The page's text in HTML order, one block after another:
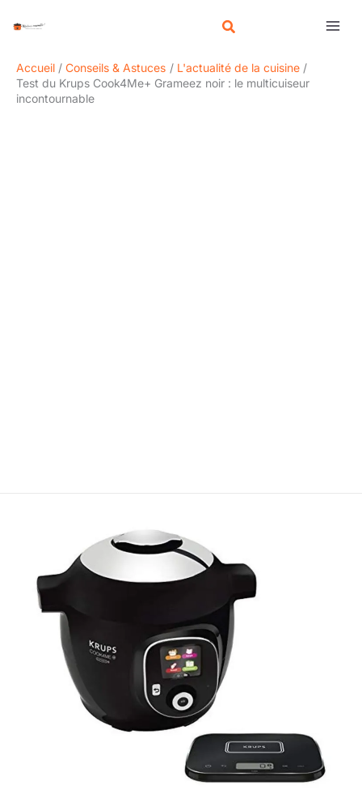
Accueil
Conseils & Astuces
L'actualité de la cuisine
Test du Krups Cook4Me+ Grameez noir : le multicuiseur
incontournable
e
h
e